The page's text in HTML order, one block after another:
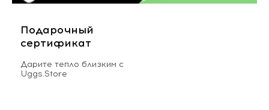
Подарочный
сертификат
Дарите тепло близким с
Uggs.Store